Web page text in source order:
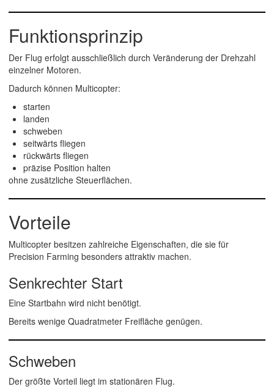
Funktionsprinzip
Der Flug erfolgt ausschließlich durch Veränderung der Drehzahl
einzelner Motoren.
Dadurch können Multicopter:
starten
landen
schweben
seitwärts fliegen
rückwärts fliegen
präzise Position halten
ohne zusätzliche Steuerflächen.
Vorteile
Multicopter besitzen zahlreiche Eigenschaften, die sie für
Precision Farming besonders attraktiv machen.
Senkrechter Start
Eine Startbahn wird nicht benötigt.
Bereits wenige Quadratmeter Freifläche genügen.
Schweben
Der größte Vorteil liegt im stationären Flug.